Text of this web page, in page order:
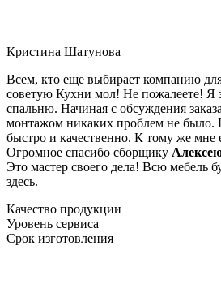
Кристина Шатунова
Всем, кто еще выбирает компанию
советую Кухни мол! Не пожалеете! Я
спальню. Начиная с обсуждения
монтажом никаких проблем не было.
быстро и качественно. К тому же мне
Огромное спасибо сборщику
Это мастер своего дела! Всю мебель
здесь.
Качество продукции
Уровень сервиса
Срок изготовления